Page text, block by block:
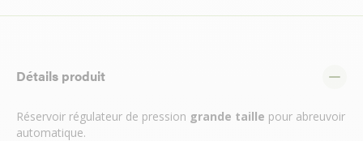
Détails produit
Réservoir régulateur de pression grande taille pour abreuvoir
automatique.